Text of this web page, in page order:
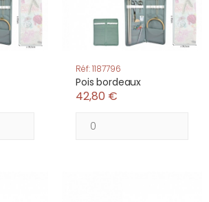
Réf: 1187796
Pois bordeaux
42,80 €